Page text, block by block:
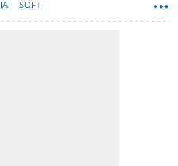
SOFT